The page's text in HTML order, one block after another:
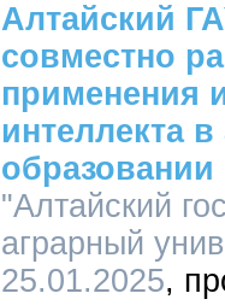
Алтайский
совместно
применения
интеллекта
образовании
"Алтайский
аграрный
25.01.2025